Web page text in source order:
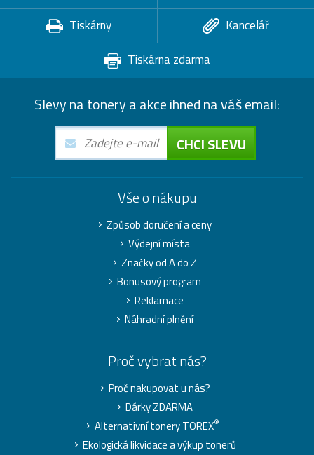
Tiskárny
Kancelář
Tiskárna zdarma
Slevy na tonery a akce ihned na váš email:
CHCI SLEVU
Vše o nákupu
Způsob doručení a ceny
Výdejní místa
Značky od A do Z
Bonusový program
Reklamace
Náhradní plnění
Proč vybrat nás?
Proč nakupovat u nás?
Dárky ZDARMA
Alternativní tonery TOREX®
Ekologická likvidace a výkup tonerů